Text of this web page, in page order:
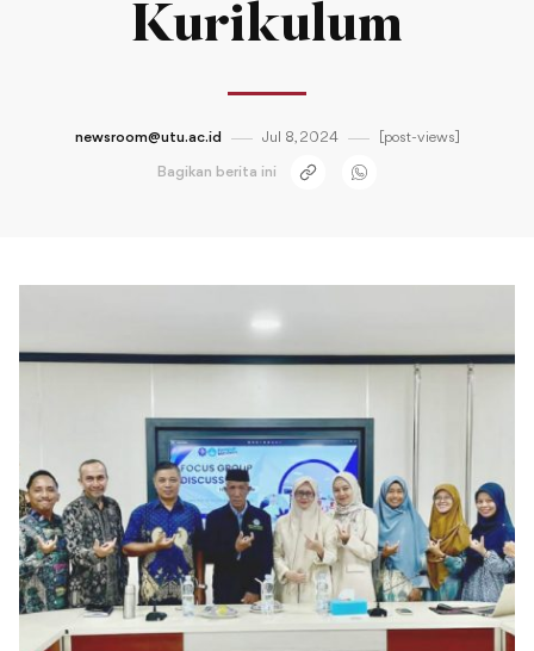
Kurikulum
newsroom@utu.ac.id Jul 8, 2024 [post-views]
Bagikan berita ini